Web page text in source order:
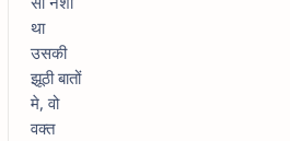
था
उसकी
झूठी बातों
मे, वो
वक्त